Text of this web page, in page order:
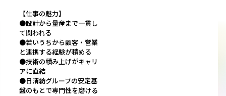
【仕事の魅力】
●設計から量産まで一貫し
て関われる
●若いうちから顧客・営業
と連携する経験が積める
●技術の積み上げがキャリ
アに直結
●日清紡グループの安定基
盤のもとで専門性を磨ける